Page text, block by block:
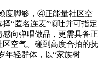
脚够，④正能量社区空
“匿名连麦”倾吐并可指定
向弹唱做品，更需具备正
空气。碰到高度合拍的抚
年轻群体，以“家族树